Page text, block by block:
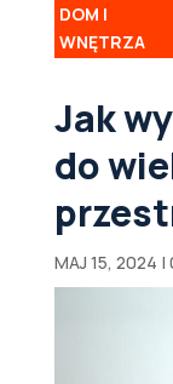
DOM I
WNĘTRZA
Jak
do
MAJ 15, 2024 |